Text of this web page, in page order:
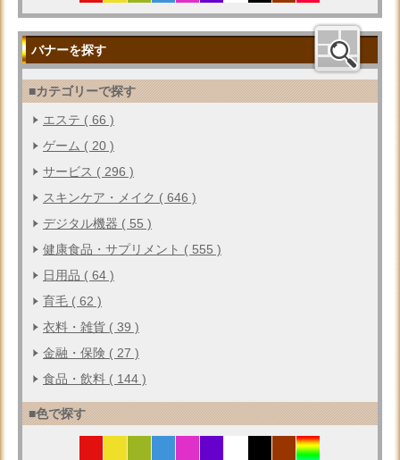
バナーを探す
■カテゴリーで探す
エステ ( 66 )
ゲーム ( 20 )
サービス ( 296 )
スキンケア・メイク ( 646 )
デジタル機器 ( 55 )
健康食品・サプリメント ( 555 )
日用品 ( 64 )
育毛 ( 62 )
衣料・雑貨 ( 39 )
金融・保険 ( 27 )
食品・飲料 ( 144 )
■色で探す